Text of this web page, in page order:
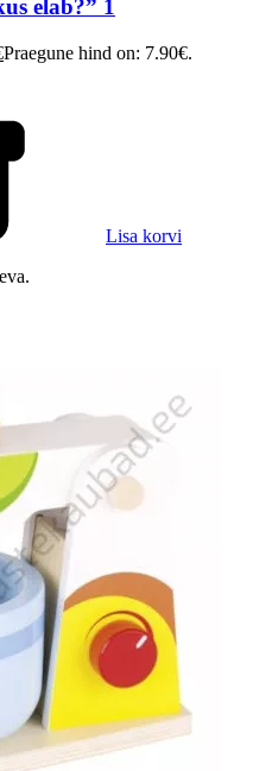
elab?” 1
Praegune hind on: 7.90€.
Lisa korvi